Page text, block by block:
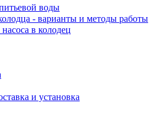
воды
в колодец
и установка